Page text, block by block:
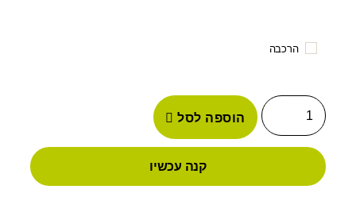
הרכבה
הוספה לסל
קנה עכשיו